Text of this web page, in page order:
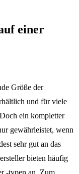
einer
Größe der
und für viele
ein kompletter
gewährleistet, wenn
sehr gut an das
bieten häufig